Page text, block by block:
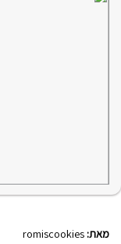
מאת: romiscookies